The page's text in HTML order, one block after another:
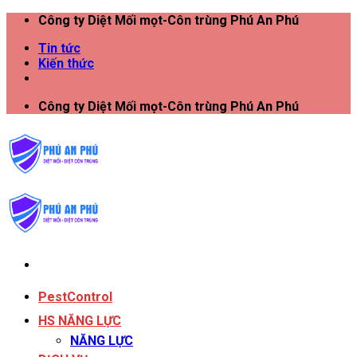
Công ty Diệt Mối mọt-Côn trùng Phú An Phú
Tin tức
Kiến thức
Công ty Diệt Mối mọt-Côn trùng Phú An Phú
PestControl
HS NĂNG LỰC
NĂNG LỰC